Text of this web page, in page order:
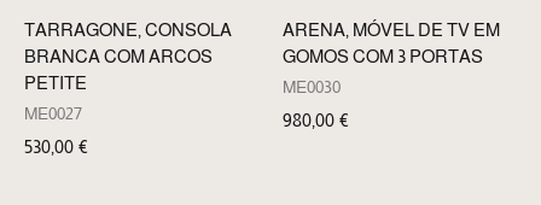
TARRAGONE, CONSOLA
BRANCA COM ARCOS
PETITE
ME0027
530,00 €
ARENA, MÓVEL DE TV EM
GOMOS COM 3 PORTAS
ME0030
980,00 €